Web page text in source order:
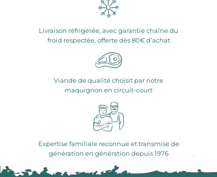
Livraison réfrigérée, avec garantie chaîne du
froid respectée, offerte dès 80€ d’achat
Viande de qualité choisit par notre
maquignon en circuit-court
Expertise familiale reconnue et transmise de
génération en génération depuis 1976